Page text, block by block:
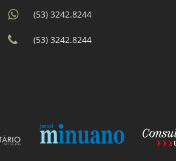
(53) 3242.8244
(53) 3242.8244